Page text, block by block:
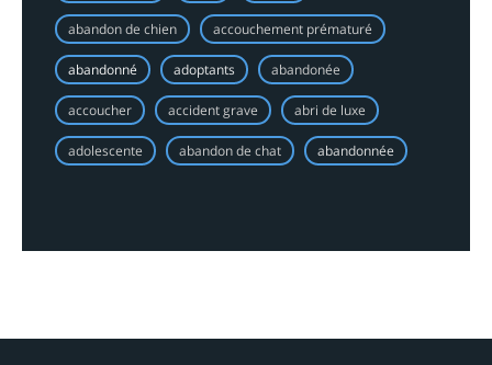
abandon de chien accouchement prématuré
abandonné adoptants abandonée
accoucher accident grave abri de luxe
adolescente abandon de chat abandonnée